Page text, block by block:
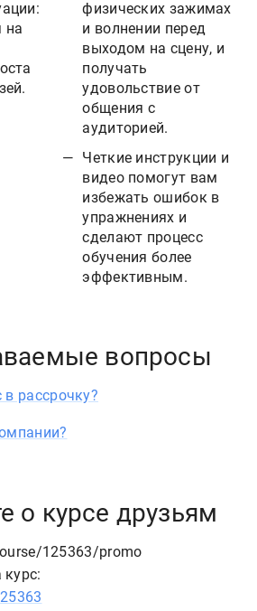
на
физических зажимах
и волнении перед
выходом на сцену, и
получать
удовольствие от
общения с
аудиторией.
Четкие инструкции и
видео помогут вам
избежать ошибок в
упражнениях и
сделают процесс
обучения более
эффективным.
вопросы
в рассрочку?
о курсе друзьям
125363/promo